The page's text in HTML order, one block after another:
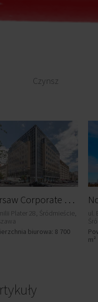
Czynsz
W
arsaw Corporate Center
Plater 28, Śródmieście,
biurowa: 8 700
ul.
m²